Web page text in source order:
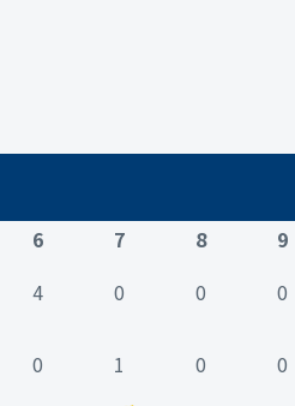
6 7 8 9
4 0 0 0
0 1 0 0